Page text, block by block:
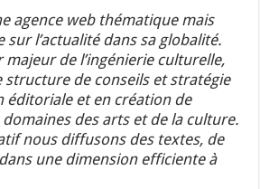
agence web thématique mais
l’actualité dans sa globalité.
majeur de l’ingénierie culturelle,
structure de conseils et stratégie
éditoriale et en création de
des arts et de la culture.
nous diffusons des textes, de
une dimension efficiente à